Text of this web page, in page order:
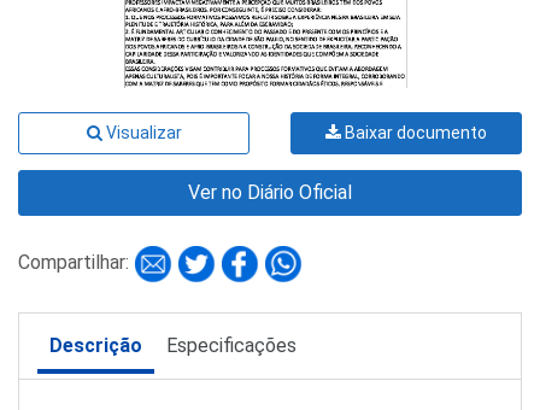
Visualizar Baixar documento
Ver no Diário Oficial
Compartilhar:
Descrição Especificações